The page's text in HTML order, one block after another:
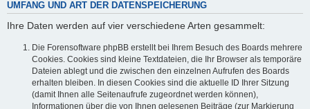
UMFANG UND ART DER DATENSPEICHERUNG
Ihre Daten werden auf vier verschiedene Arten gesammelt:
Die Forensoftware phpBB erstellt bei Ihrem Besuch des Boards mehrere
Cookies. Cookies sind kleine Textdateien, die Ihr Browser als temporäre
Dateien ablegt und die zwischen den einzelnen Aufrufen des Boards
erhalten bleiben. In diesen Cookies sind die aktuelle ID Ihrer Sitzung
(damit Ihnen alle Seitenaufrufe zugeordnet werden können),
Informationen über die von Ihnen gelesenen Beiträge (zur Markierung